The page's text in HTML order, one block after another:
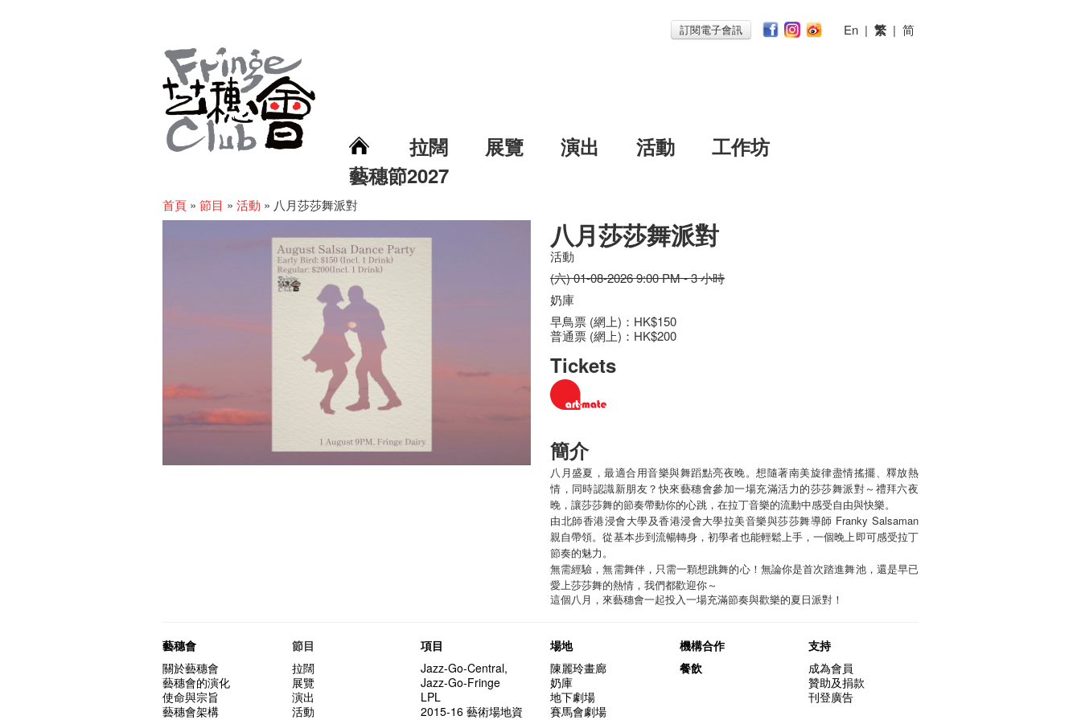
訂閱電子會訊 En | 繁 | 简
拉闊 展覽 演出 活動
工作坊
藝穗節2027
首頁 » 節目 » 活動 » 八月莎莎舞派對
八月莎莎舞派對
活動
(六) 01-08-2026 9:00 PM - 3 小時
奶庫
早鳥票 (網上)：HK$150
普通票 (網上)：HK$200
Tickets
簡介
八月盛夏，最適合用音樂與舞蹈點亮夜晚。想隨著南美旋律盡情搖擺、釋放熱
情，同時認識新朋友？快來藝穗會參加一場充滿活力的莎莎舞派對～禮拜六夜
晚，讓莎莎舞的節奏帶動你的心跳，在拉丁音樂的流動中感受自由與快樂。
由北師香港浸會大學及香港浸會大學拉美音樂與莎莎舞導師 Franky Salsaman
親自帶領。從基本步到流暢轉身，初學者也能輕鬆上手，一個晚上即可感受拉丁
節奏的魅力。
無需經驗，無需舞伴，只需一顆想跳舞的心！無論你是首次踏進舞池，還是早已
愛上莎莎舞的熱情，我們都歡迎你～
這個八月，來藝穗會一起投入一場充滿節奏與歡樂的夏日派對！
藝穗會
關於藝穗會
藝穗會的演化
使命與宗旨
藝穗會架構
節目
拉闊
展覽
演出
活動
項目
Jazz-Go-Central,
Jazz-Go-Fringe
LPL
2015-16 藝術場地資
場地
陳麗玲畫廊
奶庫
地下劇場
賽馬會劇場
機構合作
餐飲
支持
成為會員
贊助及捐款
刊登廣告